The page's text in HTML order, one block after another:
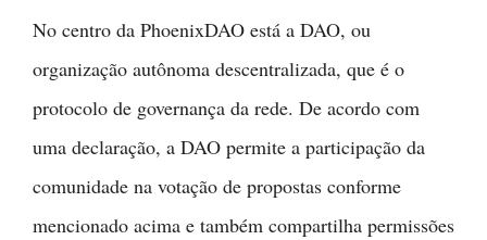
No centro da PhoenixDAO está a DAO, ou
organização autônoma descentralizada, que é o
protocolo de governança da rede. De acordo com
uma declaração, a DAO permite a participação da
comunidade na votação de propostas conforme
mencionado acima e também compartilha permissões